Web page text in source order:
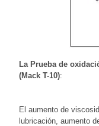
La Prueba de
(Mack T-10):
El aumento de
lubricación, aumento